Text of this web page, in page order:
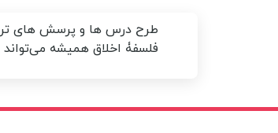
طرح درس ها و پرسش های ترم
فلسفۀ اخلاق همیشه می‌تواند